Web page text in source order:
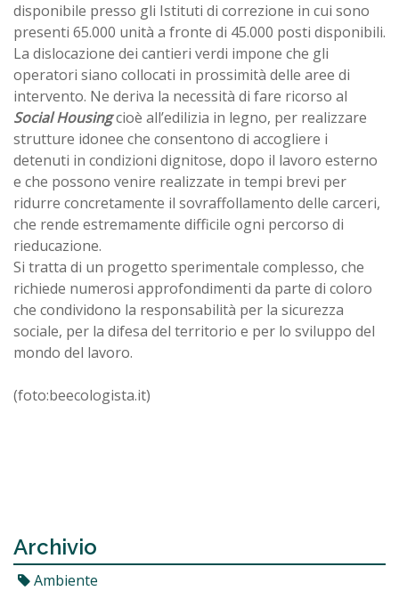
disponibile presso gli Istituti di correzione in cui sono
presenti 65.000 unità a fronte di 45.000 posti disponibili.
La dislocazione dei cantieri verdi impone che gli
operatori siano collocati in prossimità delle aree di
intervento. Ne deriva la necessità di fare ricorso al
Social Housingcioè all’edilizia in legno, per realizzare
strutture idonee che consentono di accogliere i
detenuti in condizioni dignitose, dopo il lavoro esterno
e che possono venire realizzate in tempi brevi per
ridurre concretamente il sovraffollamento delle carceri,
che rende estremamente difficile ogni percorso di
rieducazione.
Si tratta di un progetto sperimentale complesso, che
richiede numerosi approfondimenti da parte di coloro
che condividono la responsabilità per la sicurezza
sociale, per la difesa del territorio e per lo sviluppo del
mondo del lavoro.
(foto:beecologista.it)
Archivio
Ambiente